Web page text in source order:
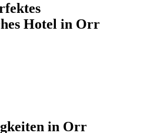
Hotel in Orr
in Orr